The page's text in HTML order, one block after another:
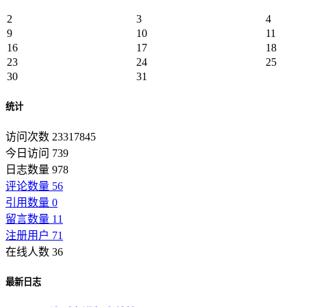
2
3 4
9
10 11
16
17 18
23
24 25
30
31
统计
访问次数 23317845
今日访问 739
日志数量 978
评论数量 56
引用数量 0
留言数量 11
注册用户 71
在线人数 36
最新日志